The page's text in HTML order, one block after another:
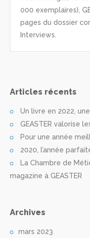
000 exemplaires),
pages du dossier
Interviews.
Articles récents
Un livre en 2022,
GEASTER valorise
Pour une année
2020, l’année
La Chambre de
magazine à GEASTER
Archives
mars 2023